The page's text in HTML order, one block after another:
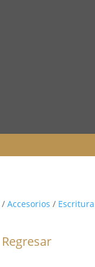
/Accesorios / Escritura
Regresar